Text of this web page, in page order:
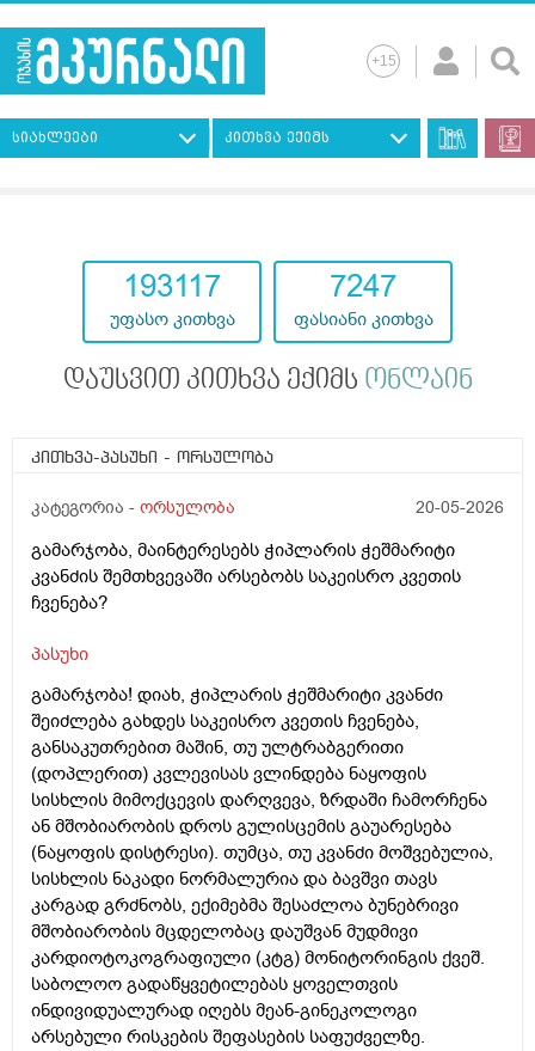
სიახლეები კითხვა ექიმს
193117
უფასო კითხვა
7247
ფასიანი კითხვა
დაუსვით კითხვა ექიმს ონლაინ
კითხვა-პასუხი - ორსულობა
კატეგორია - ორსულობა 20-05-2026
გამარჯობა, მაინტერესებს ჭიპლარის ჭეშმარიტი
კვანძის შემთხვევაში არსებობს საკეისრო კვეთის
ჩვენება?
პასუხი
გამარჯობა! დიახ, ჭიპლარის ჭეშმარიტი კვანძი
შეიძლება გახდეს საკეისრო კვეთის ჩვენება,
განსაკუთრებით მაშინ, თუ ულტრაბგერითი
(დოპლერით) კვლევისას ვლინდება ნაყოფის
სისხლის მიმოქცევის დარღვევა, ზრდაში ჩამორჩენა
ან მშობიარობის დროს გულისცემის გაუარესება
(ნაყოფის დისტრესი). თუმცა, თუ კვანძი მოშვებულია,
სისხლის ნაკადი ნორმალურია და ბავშვი თავს
კარგად გრძნობს, ექიმებმა შესაძლოა ბუნებრივი
მშობიარობის მცდელობაც დაუშვან მუდმივი
კარდიოტოკოგრაფიული (კტგ) მონიტორინგის ქვეშ.
საბოლოო გადაწყვეტილებას ყოველთვის
ინდივიდუალურად იღებს მეან-გინეკოლოგი
არსებული რისკების შეფასების საფუძველზე.